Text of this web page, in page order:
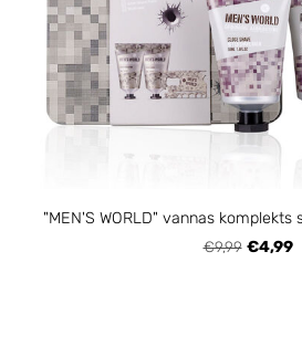
"MEN'S WORLD" vannas
€9,99 €4,99